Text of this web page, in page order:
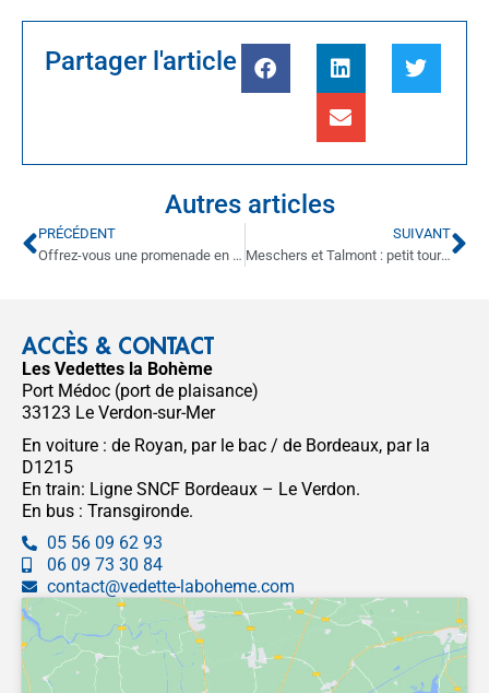
Partager l'article
Autres articles
PRÉCÉDENT
Offrez-vous une promenade en mer depuis le Verdon-sur-Mer
SUIVANT
Meschers et Talmont : petit tour de l’estuaire depuis le Médoc
ACCÈS & CONTACT
Les Vedettes la Bohème
Port Médoc (port de plaisance)
33123 Le Verdon-sur-Mer
En voiture : de Royan, par le bac / de Bordeaux, par la
D1215
En train: Ligne SNCF Bordeaux – Le Verdon.
En bus : Transgironde.
05 56 09 62 93
06 09 73 30 84
contact@vedette-laboheme.com